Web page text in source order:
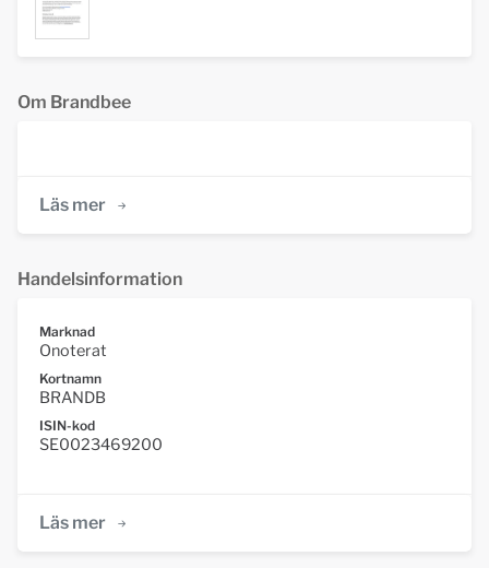
Om Brandbee
Läs mer
Handelsinformation
Marknad
Onoterat
Kortnamn
BRANDB
ISIN-kod
SE0023469200
Läs mer